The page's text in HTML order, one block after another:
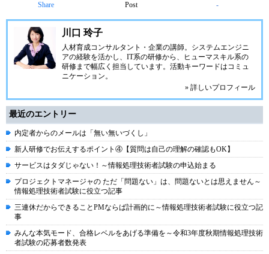
Share Post -
川口 玲子
人材育成コンサルタント・企業の講師。システムエンジニ
アの経験を活かし、IT系の研修から、ヒューマスキル系の
研修まで幅広く担当しています。活動キーワードはコミュ
ニケーション。
» 詳しいプロフィール
最近のエントリー
内定者からのメールは「無い無いづくし」
新人研修でお伝えするポイント④【質問は自己の理解の確認もOK】
サービスはタダじゃない！～情報処理技術者試験の申込始まる
プロジェクトマネージャの ただ「問題ない」は、問題ないとは思えません～
情報処理技術者試験に役立つ記事
三連休だからできることPMならば計画的に～情報処理技術者試験に役立つ記
事
みんな本気モード、合格レベルをあげる準備を～令和3年度秋期情報処理技術
者試験の応募者数発表